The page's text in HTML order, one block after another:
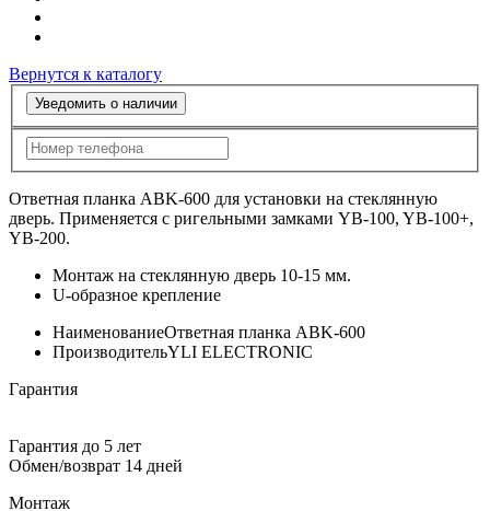
Вернутся к каталогу
Уведомить о наличии
Ответная планка ABK-600 для установки на стеклянную
дверь. Применяется с ригельными замками YB-100, YB-100+,
YB-200.
Монтаж на стеклянную дверь 10-15 мм.
U-образное крепление
НаименованиеОтветная планка ABK-600
ПроизводительYLI ELECTRONIC
Гарантия
Гарантия до 5 лет
Обмен/возврат 14 дней
Монтаж